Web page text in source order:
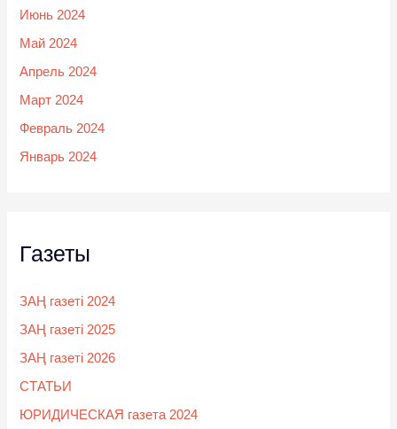
Июнь 2024
Май 2024
Апрель 2024
Март 2024
Февраль 2024
Январь 2024
Газеты
ЗАҢ газеті 2024
ЗАҢ газеті 2025
ЗАҢ газеті 2026
СТАТЬИ
ЮРИДИЧЕСКАЯ газета 2024